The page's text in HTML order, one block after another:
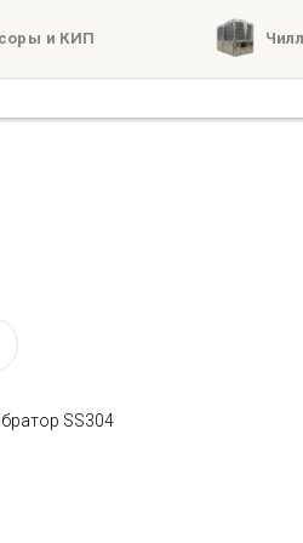
и КИП
SS304